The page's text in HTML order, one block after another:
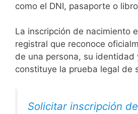
como el DNI, pasaporte o
La inscripción de nacimiento
registral que reconoce
de una persona, su identidad
constituye la prueba legal de
Solicitar inscripción